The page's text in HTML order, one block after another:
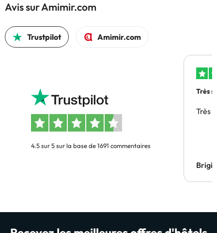
Avis sur Amimir.com
Trustpilot Amimir.com
4.5 sur 5 sur la base de 1691 commentaires
Très
Très